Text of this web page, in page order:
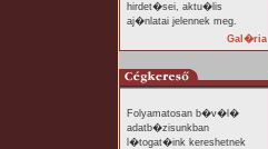
hirdet�sei, aktu�lis
aj�nlatai jelennek meg.
Gal�ria
Folyamatosan b�v�l�
adatb�zisunkban
l�togat�ink kereshetnek